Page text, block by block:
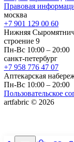
Правовая
москва
+7 901 129 00 60
Нижняя
строение 9
Пн-Вс 10:00 – 20:00
санкт-петербург
+7 958 776 47 07
Аптекарская
Пн-Вс 10:00 – 20:00
Пользовательское
artfabric © 2026